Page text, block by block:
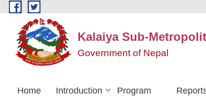
Skip to main content
Kalaiya Sub-
Government of Nepal
Home Introduction Program